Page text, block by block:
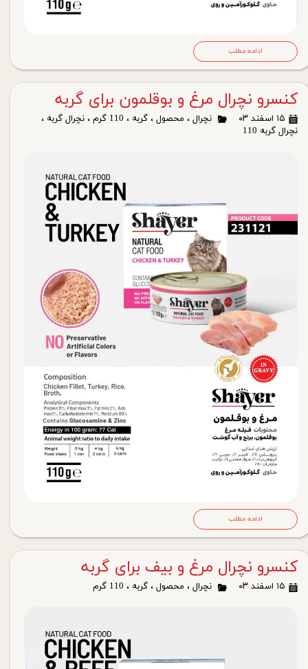
ادامه مطلب
کنسرو نچرال مرغ و بوقلمون برای گربه
۱۵ اسفند ۰۳ نچرال ، محصول ،گربه ، 110 گرم ،نچرال گربه ،
نچرال گربه 110
ادامه مطلب
کنسرو نچرال مرغ و بیف برای گربه
۱۵ اسفند ۰۳ نچرال ، محصول ،گربه ، 110 گرم